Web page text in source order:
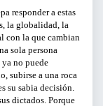
responder a estas
la globalidad, la
con la que cambian
sola persona
ya no puede
subirse a una roca
su sabia decisión.
dictados. Porque